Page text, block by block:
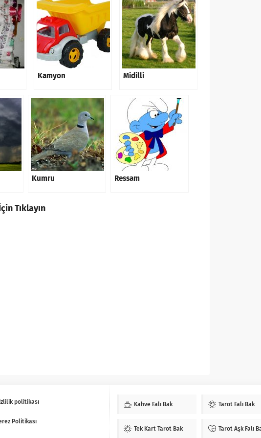
Kamyon Midilli
Kumru Ressam
Tıklayın
politikası
Politikası
Kahve Falı Bak Tarot Falı Bak
Tek Kart Tarot Bak Tarot Aşk Falı